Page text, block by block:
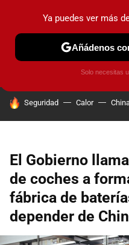
PRUEBAS COCHES
HOY SE HABLA DE
Seguridad Calor
El Gobierno
de coches a
fábrica de
depender de
Ya puedes ver más
Añádenos
Solo necesitas